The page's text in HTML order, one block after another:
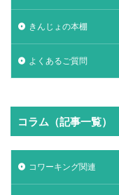
きんじょの本棚
よくあるご質問
コラム（記事一覧）
コワーキング関連